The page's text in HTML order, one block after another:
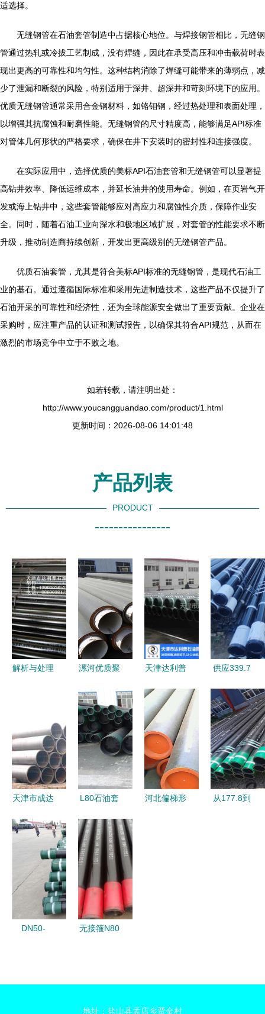
适选择。
无缝钢管在石油套管制造中占据核心地位。与焊接钢管相比，无缝钢
管通过热轧或冷拔工艺制成，没有焊缝，因此在承受高压和冲击载荷时表
现出更高的可靠性和均匀性。这种结构消除了焊缝可能带来的薄弱点，减
少了泄漏和断裂的风险，特别适用于深井、超深井和苛刻环境下的应用。
优质无缝钢管通常采用合金钢材料，如铬钼钢，经过热处理和表面处理，
以增强其抗腐蚀和耐磨性能。无缝钢管的尺寸精度高，能够满足API标准
对管体几何形状的严格要求，确保在井下安装时的密封性和连接强度。
在实际应用中，选择优质的美标API石油套管和无缝钢管可以显著提
高钻井效率、降低运维成本，并延长油井的使用寿命。例如，在页岩气开
发或海上钻井中，这些套管能够应对高应力和腐蚀性介质，保障作业安
全。同时，随着石油工业向深水和极地区域扩展，对套管的性能要求不断
升级，推动制造商持续创新，开发出更高级别的无缝钢管产品。
优质石油套管，尤其是符合美标API标准的无缝钢管，是现代石油工
业的基石。通过遵循国际标准和采用先进制造技术，这些产品不仅提升了
石油开采的可靠性和经济性，还为全球能源安全做出了重要贡献。企业在
采购时，应注重产品的认证和测试报告，以确保其符合API规范，从而在
激烈的市场竞争中立于不败之地。
如若转载，请注明出处：
http://www.youcangguandao.com/product/1.html
更新时间：2026-08-06 14:01:48
产品列表
PRODUCT
----------------
解析与处理
关键工艺与
应用
漯河优质聚
管厂家及化
工建材弯管
产品推荐
天津达利普
J55石油套
管产品，服
务青海等复
杂工况需求
供应339.7
面解析 无
缝钢管中的
关键管材
天津市成达
专注高品质
特种钢管与
管件供应
L80石油套
分析与影响
因素解读
河北偏梯形
从177.8到
DN50-
无接箍N80
地址：盐山县孟店乡贾金村